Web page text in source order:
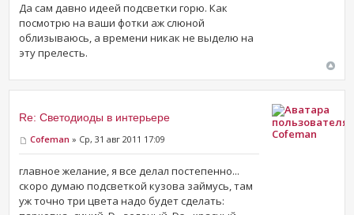
Да сам давно идеей подсветки горю. Как
посмотрю на ваши фотки аж слюной
облизываюсь, а времени никак не выделю на
эту прелесть.
Re: Светодиоды в интерьере
Cofeman » Ср, 31 авг 2011 17:09
главное желание, я все делал постепенно...
скоро думаю подсветкой кузова займусь, там
уж точно три цвета надо будет сделать:
Cofeman